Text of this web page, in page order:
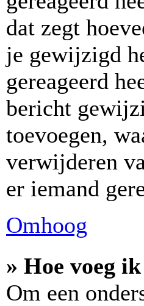
dat zegt
je gewijzigd
gereageerd
bericht
toevoegen,
verwijderen
er iemand
Omhoog
» Hoe voeg
Om een